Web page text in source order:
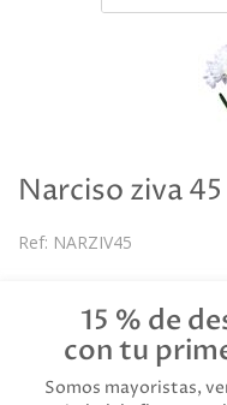
15 % de
con tu
Somos mayoristas,
Narciso ziva 45
Ref: NARZIV45
Referencia: NARZIV45